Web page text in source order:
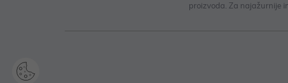
proizvoda. Za najažurnije